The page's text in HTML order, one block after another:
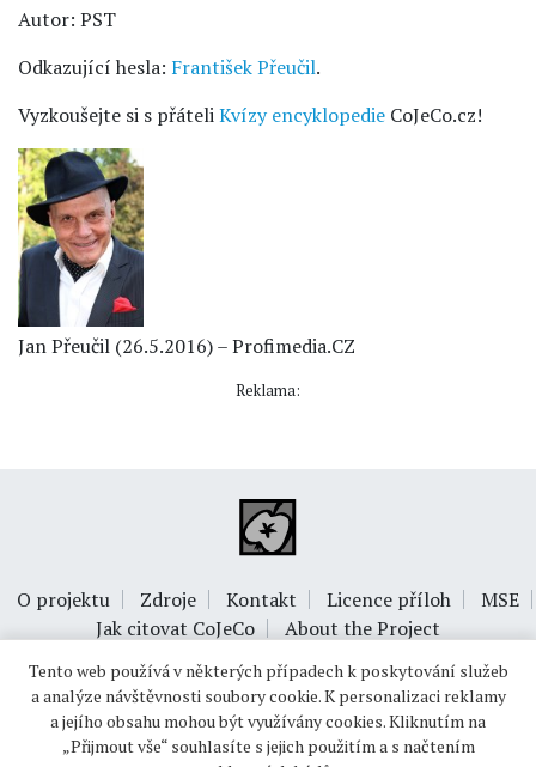
Autor: PST
Odkazující hesla: František Přeučil.
Vyzkoušejte si s přáteliKvízy encyklopedie CoJeCo.cz!
Jan Přeučil (26.5.2016) – Profimedia.CZ
Reklama:
O projektu Zdroje Kontakt Licence příloh
MSE
Jak citovat CoJeCo
About the Project
Tento web používá v některých případech k poskytování služeb
a analýze návštěvnosti soubory cookie. K personalizaci reklamy
a jejího obsahu mohou být využívány cookies. Kliknutím na
„Přijmout vše“ souhlasíte s jejich použitím a s načtením